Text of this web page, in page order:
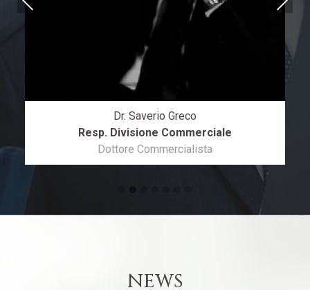
Dr. Saverio Greco
Resp. Divisione Commerciale
Dottore Commercialista
NEWS